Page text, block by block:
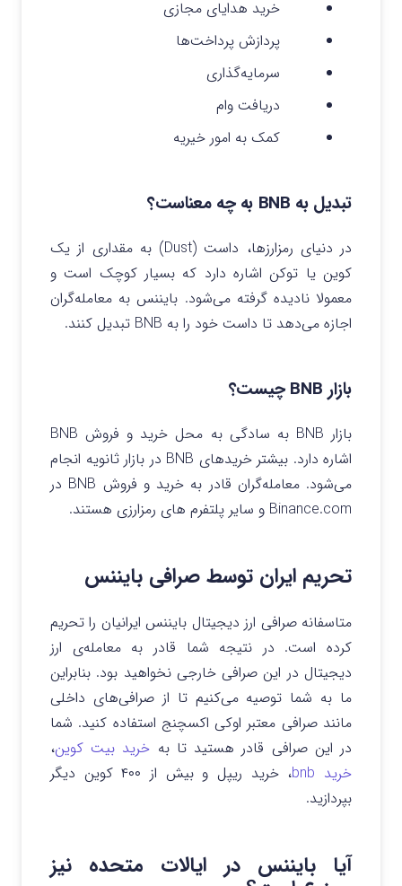
خرید هدایای مجازی
پردازش پرداخت‌ها
سرمایه‌گذاری
دریافت وام
کمک به امور خیریه
تبدیل به BNB به چه معناست؟
در دنیای رمزارزها، داست (Dust) به مقداری از یک
کوین یا توکن اشاره دارد که بسیار کوچک است و
معمولا نادیده گرفته می‌شود. بایننس به معامله‌گران
اجازه می‌دهد تا داست خود را به BNB تبدیل کنند.
بازار BNB چیست؟
بازار BNB به سادگی به محل خرید و فروش BNB
اشاره دارد. بیشتر خریدهای BNB در بازار ثانویه انجام
می‌شود. معامله‌گران قادر به خرید و فروش BNB در
Binance.com و سایر پلتفرم های رمزارزی هستند.
تحریم ایران توسط صرافی بایننس
متاسفانه صرافی ارز دیجیتال بایننس ایرانیان را تحریم
کرده است. در نتیجه شما قادر به معامله‌ی ارز
دیجیتال در این صرافی خارجی نخواهید بود. بنابراین
ما به شما توصیه می‌کنیم تا از صرافی‌های داخلی
مانند صرافی معتبر اوکی اکسچنج استفاده کنید. شما
در این صرافی قادر هستید تا به خرید بیت کوین،
خرید bnb
، خرید ریپل و بیش از ۴۰۰ کوین دیگر
بپردازید.
آیا بایننس در ایالات متحده نیز